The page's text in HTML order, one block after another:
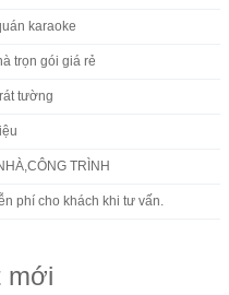
karaoke
trọn gói giá rẻ
tường
TRÌNH
phí cho khách khi tư vấn.
mới